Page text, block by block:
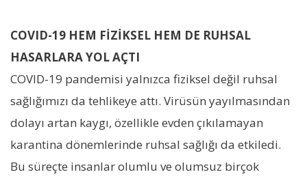
COVID-19 HEM FİZİKSEL HEM DE RUHSAL
HASARLARA YOL AÇTI
COVID-19 pandemisi yalnızca fiziksel değil ruhsal
sağlığımızı da tehlikeye attı. Virüsün yayılmasından
dolayı artan kaygı, özellikle evden çıkılamayan
karantina dönemlerinde ruhsal sağlığı da etkiledi.
Bu süreçte insanlar olumlu ve olumsuz birçok